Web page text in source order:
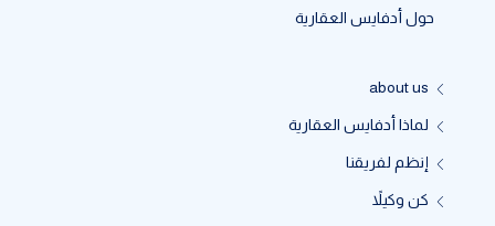
حول أدفايس العقارية
about us
لماذا أدفايس العقارية
إنظم لفريقنا
كن وكيلاً